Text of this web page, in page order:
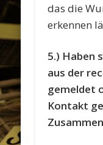
das die
erkennen
5.) Haben
aus der
gemeldet
Kontakt